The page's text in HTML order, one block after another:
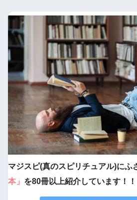
マジスピ(真のスピリチュアル)にふ
本」 を80冊以上紹介しています！！